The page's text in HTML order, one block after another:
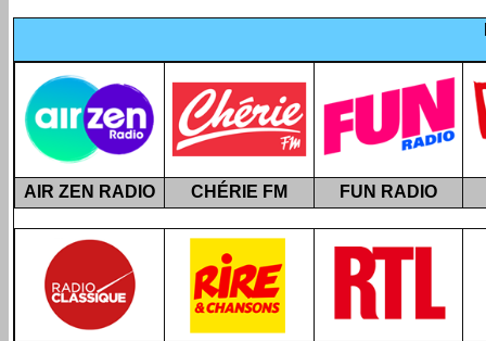
AIR ZEN RADIO CHÉRIE FM FUN RADIO